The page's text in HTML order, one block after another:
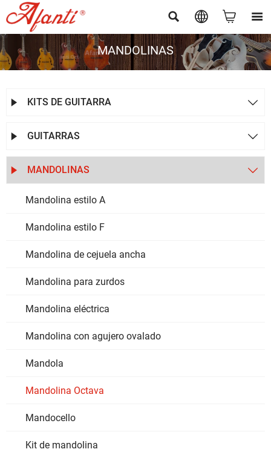
   
MANDOLINAS
 KITS DE GUITARRA 
 GUITARRAS 
 MANDOLINAS 
Mandolina estilo A
Mandolina estilo F
Mandolina de cejuela ancha
Mandolina para zurdos
Mandolina eléctrica
Mandolina con agujero ovalado
Mandola
Mandolina Octava
Mandocello
Kit de mandolina